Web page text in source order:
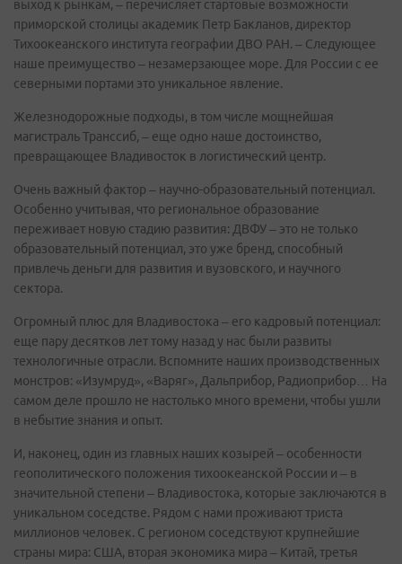
выход к рынкам, – перечисляет стартовые возможности
приморской столицы академик Петр Бакланов, директор
Тихоокеанского института географии ДВО РАН. – Следующее
наше преимущество – незамерзающее море. Для России с ее
северными портами это уникальное явление.
Железнодорожные подходы, в том числе мощнейшая
магистраль Транссиб, – еще одно наше достоинство,
превращающее Владивосток в логистический центр.
Очень важный фактор – научно-образовательный потенциал.
Особенно учитывая, что региональное образование
переживает новую стадию развития: ДВФУ – это не только
образовательный потенциал, это уже бренд, способный
привлечь деньги для развития и вузовского, и научного
сектора.
Огромный плюс для Владивостока – его кадровый потенциал:
еще пару десятков лет тому назад у нас были развиты
технологичные отрасли. Вспомните наших производственных
монстров: «Изумруд», «Варяг», Дальприбор, Радиоприбор… На
самом деле прошло не настолько много времени, чтобы ушли
в небытие знания и опыт.
И, наконец, один из главных наших козырей – особенности
геополитического положения тихоокеанской России и – в
значительной степени – Владивостока, которые заключаются в
уникальном соседстве. Рядом с нами проживают триста
миллионов человек. С регионом соседствуют крупнейшие
страны мира: США, вторая экономика мира – Китай, третья